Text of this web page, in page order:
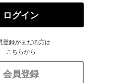
ログイン
登録がまだの方は
こちらから
会員登録